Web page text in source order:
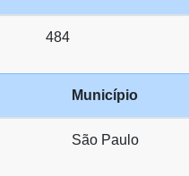
484
Município
São Paulo